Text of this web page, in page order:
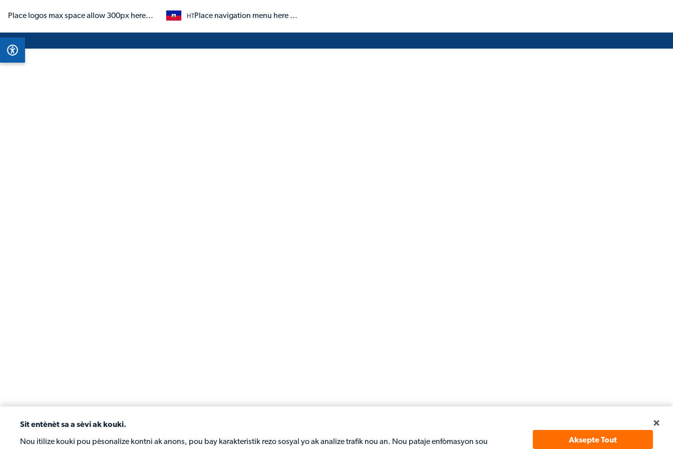
Sit entènèt sa a sèvi ak kouki.
Nou itilize kouki pou pèsonalize kontni ak anons, pou bay karakteristik rezo sosyal yo ak analize trafik nou an. Nou pataje enfòmasyon sou Aksepte Tout
Place logos max space allow 300px here... HT Place navigation menu here ...